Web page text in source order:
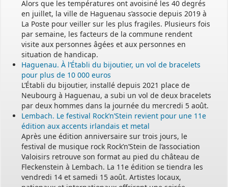
Alors que les températures ont avoisiné les 40 degrés
en juillet, la ville de Haguenau s’associe depuis 2019 à
La Poste pour veiller sur les plus fragiles. Plusieurs fois
par semaine, les facteurs de la commune rendent
visite aux personnes âgées et aux personnes en
situation de handicap.
Haguenau. À l’Établi du bijoutier, un vol de bracelets
pour plus de 10 000 euros
L’Établi du bijoutier, installé depuis 2021 place de
Neubourg à Haguenau, a subi un vol de deux bracelets
par deux hommes dans la journée du mercredi 5 août.
Lembach. Le festival Rock’n’Stein revient pour une 11e
édition aux accents irlandais et metal
Après une édition anniversaire sur trois jours, le
festival de musique rock Rock’n’Stein de l’association
Valoisirs retrouve son format au pied du château de
Fleckenstein à Lembach. La 11e édition se tiendra les
vendredi 14 et samedi 15 août. Artistes locaux,